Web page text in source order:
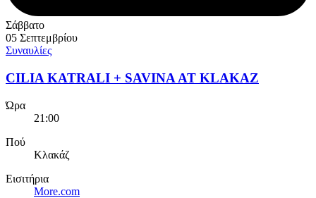
Σάββατο
05 Σεπτεμβρίου
Συναυλίες
CILIA KATRALI + SAVINA AT KLAKAZ
Ώρα
21:00
Πού
Κλακάζ
Εισιτήρια
More.com